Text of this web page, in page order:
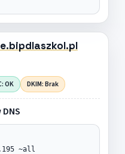
OK DKIM: Brak
~all